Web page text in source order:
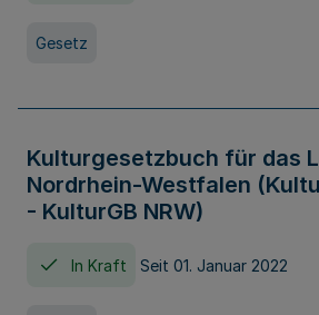
Gesetz
Kulturgesetzbuch für das
Nordrhein-Westfalen
- KulturGB NRW)
In Kraft Seit 01. Januar 2022